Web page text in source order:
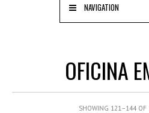
NAVIGATION
OFICINA
SHOWING 121–144 OF